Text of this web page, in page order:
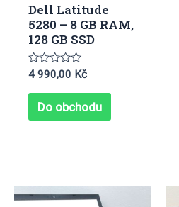
Dell Latitude
5280 – 8 GB RAM,
128 GB SSD
Hodnocení
z
4 990,00 Kč
Do obchodu